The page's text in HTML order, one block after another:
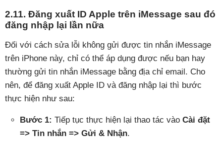
2.11. Đăng xuất ID Apple trên iMessage sau đó
đăng nhập lại lần nữa
Đối với cách sửa lỗi không gửi được tin nhắn iMessage
trên iPhone này, chỉ có thể áp dụng được nếu bạn hay
thường gửi tin nhắn iMessage bằng địa chỉ email. Cho
nên, để đăng xuất Apple ID và đăng nhập lại thì bước
thực hiện như sau:
Bước 1: Tiếp tục thực hiện lại thao tác vào Cài đặt
=> Tin nhắn => Gửi & Nhận.